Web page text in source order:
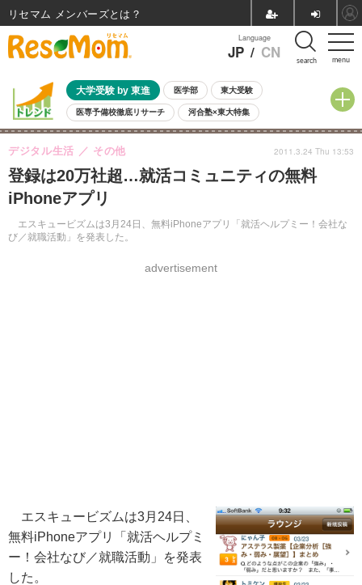
menu
Language
JP / CN search
大学受験 by 東進 医学部 東大受験
医専予備校徹底リサーチ 河合塾×東大特集
親子で考える大学選び 高校受験 中学受験 小学校受験
共通テスト 夏休み
8月開催イベント・WS 全国公立高校 過去問 人気記事
自由研究教材（小学生向け）
登録は20万社超…就活コミュニティの無料
iPhoneアプリ
エスキュービズムは3月24日、無料iPhoneアプリ「就活ヘルプミー！会社な
び／就職活動」を発表した。
デジタル生活 その他
advertisement
2011.3.24 Thu 13:53
エスキュービズムは3月24日、
無料iPhoneアプリ「就活ヘルプミ
ー！会社なび／就職活動」を発表
した。
リセマム メンバーズ